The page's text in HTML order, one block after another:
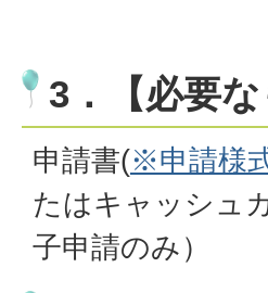
3．【必要な
申請書(※申請様
たはキャッシュ
子申請のみ）